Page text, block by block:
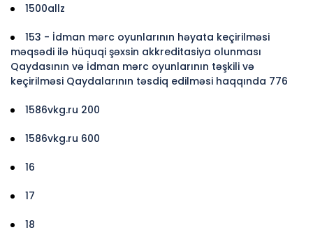
1500allz
153 - İdman mərc oyunlarının həyata keçirilməsi
məqsədi ilə hüquqi şəxsin akkreditasiya olunması
Qaydasının və İdman mərc oyunlarının təşkili və
keçirilməsi Qaydalarının təsdiq edilməsi haqqında 776
1586vkg.ru 200
1586vkg.ru 600
16
17
18